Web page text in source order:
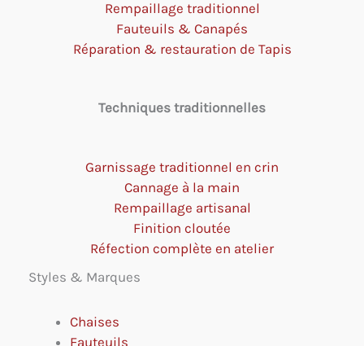
Rempaillage traditionnel
Fauteuils & Canapés
Réparation & restauration de Tapis
Techniques traditionnelles
Garnissage traditionnel en crin
Cannage à la main
Rempaillage artisanal
Finition cloutée
Réfection complète en atelier
Styles & Marques
Chaises
Fauteuils